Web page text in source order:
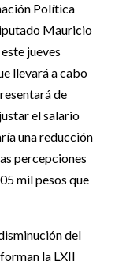
Política
Mauricio
jueves
llevará a cabo
de
el salario
una reducción
percepciones
mil pesos que
del
la LXII